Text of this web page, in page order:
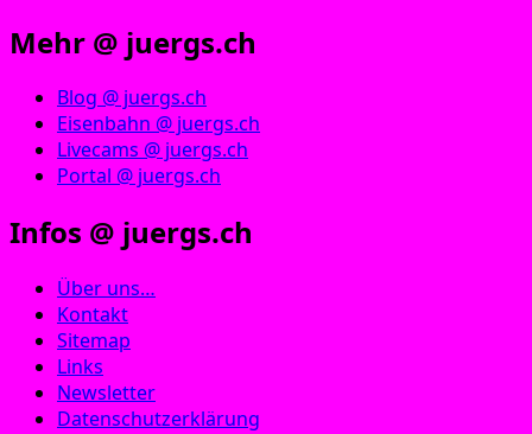
Mehr @ juergs.ch
Blog @ juergs.ch
Eisenbahn @ juergs.ch
Livecams @ juergs.ch
Portal @ juergs.ch
Infos @ juergs.ch
Über uns…
Kontakt
Sitemap
Links
Newsletter
Datenschutzerklärung